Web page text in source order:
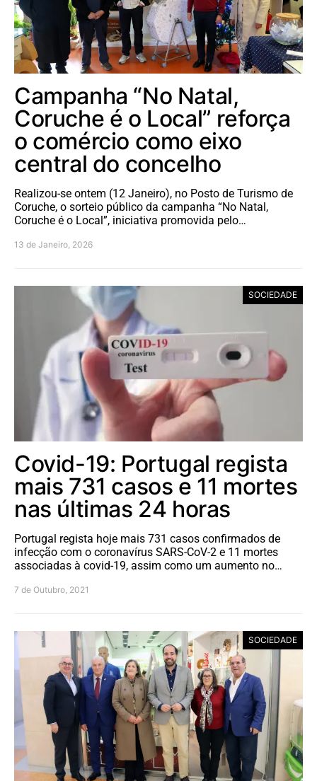
Campanha “No Natal,
Coruche é o Local” reforça
o comércio como eixo
central do concelho
Realizou-se ontem (12 Janeiro), no Posto de Turismo de
Coruche, o sorteio público da campanha “No Natal,
Coruche é o Local”, iniciativa promovida pelo…
13 de Janeiro, 2026
SOCIEDADE
Covid-19: Portugal regista
mais 731 casos e 11 mortes
nas últimas 24 horas
Portugal regista hoje mais 731 casos confirmados de
infecção com o coronavírus SARS-CoV-2 e 11 mortes
associadas à covid-19, assim como um aumento no…
7 de Outubro, 2021
SOCIEDADE